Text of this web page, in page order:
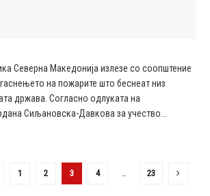
Северна Македонија излезе со соопштение
на пожарите што беснеат низ
држава. Согласно одлуката на
Сиљановска-Давкова за учество...
1 2 3 4 … 23